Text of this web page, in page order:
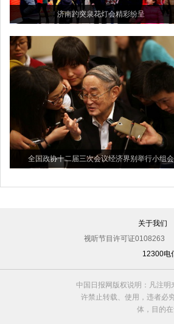
济南趵突泉花灯会精彩纷呈
全国政协十二届三次会议经济界别举行小组会
关于我们
视听节目许可证0108263
12300电
中国日报网版权说明：凡注明
许禁止转载、使用，违者必
体，目的